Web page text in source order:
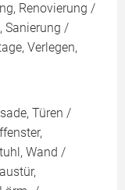
Renovierung /
Sanierung /
Verlegen,
Türen /
Wand /